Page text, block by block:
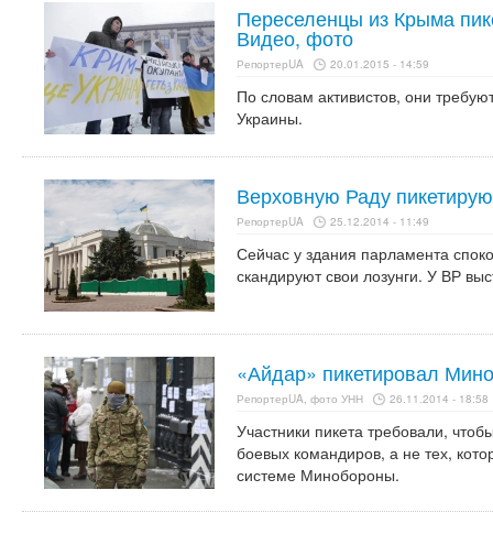
Переселенцы из Крыма
Видео, фото
РепортерUA 20.01.2015 - 14:59
По словам активистов, они
Украины.
Верховную Раду
РепортерUA 25.12.2014 - 11:49
Сейчас у здания парламента
скандируют свои лозунги. У ВР
«Айдар» пикетировал
РепортерUA, фото УНН 26.11.2014 - 18:58
Участники пикета требовали,
боевых командиров, а не тех,
системе Минобороны.